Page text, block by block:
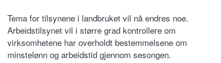
Tema for tilsynene i landbruket vil nå endres noe.
Arbeidstilsynet vil i større grad kontrollere om
virksomhetene har overholdt bestemmelsene om
minstelønn og arbeidstid gjennom sesongen.